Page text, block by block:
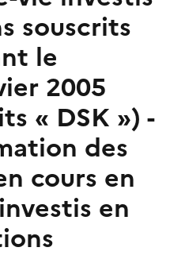
souscrits
le
2005
« DSK ») -
des
cours en
en